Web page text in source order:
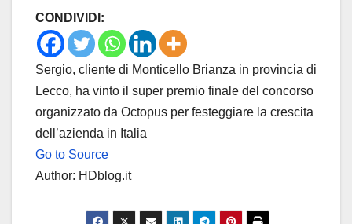
CONDIVIDI:
Sergio, cliente di Monticello Brianza in provincia di
Lecco, ha vinto il super premio finale del concorso
organizzato da Octopus per festeggiare la crescita
dell’azienda in Italia
Go to Source
Author: HDblog.it